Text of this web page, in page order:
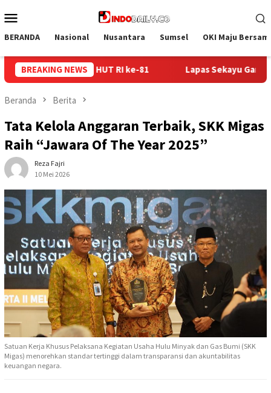
ke
Mobile
BERANDA Nasional Nusantara Sumsel OKI Maju
BREAKING NEWS
Sekayu Gandeng Kwarcab Muba Berikan Materi Dasar
Beranda Berita
Tata Kelola Anggaran Terbaik, SKK Migas
Raih “Jawara Of The Year 2025”
Reza Fajri
10 Mei 2026
Satuan Kerja Khusus Pelaksana Kegiatan Usaha Hulu Minyak dan Gas Bumi (SKK
Migas) menorehkan standar tertinggi dalam transparansi dan akuntabilitas
keuangan negara.